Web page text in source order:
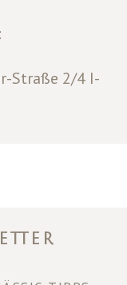
Straße 2/4 I-